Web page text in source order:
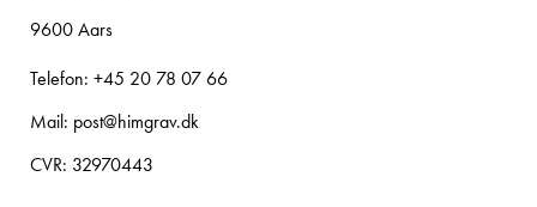
9600 Aars
Telefon: +45 20 78 07 66
Mail: post@himgrav.dk
CVR: 32970443